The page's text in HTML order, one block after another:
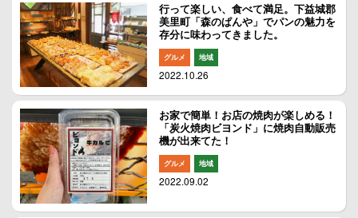
行って楽しい、食べて満足。下益城郡
美里町「森のぱんや」でパンの魅力を
存分に味わってきました。
グルメ 地域
2022.10.26
お家で簡単！お店の焼肉が楽しめる！
「炭火焼肉ビヨンド」に焼肉自動販売
機が出来てた！
グルメ 地域
2022.09.02